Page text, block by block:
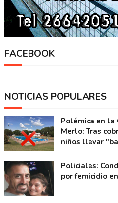
FACEBOOK
NOTICIAS POPULARES
Polémica en la
Merlo: Tras
niños llevar
Policiales:
por femicidio